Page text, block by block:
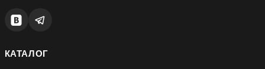
КАТАЛОГ